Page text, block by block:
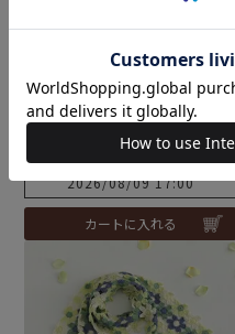
（編み物 材料セット）
こちらは予約商品です
¥4,103税込
予約受付期間
2026/08/01 20:00〜
2026/08/09 17:00
カートに入れる